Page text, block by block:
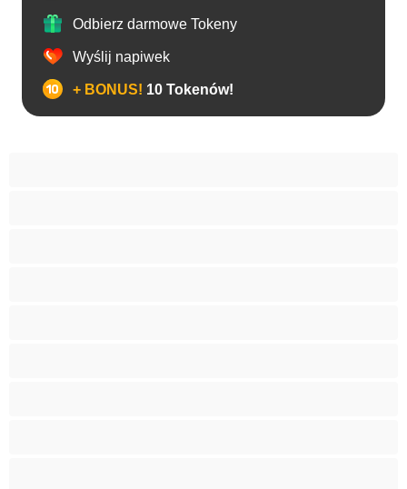
Odbierz darmowe Tokeny
Wyślij napiwek
+ BONUS! 10 Tokenów!